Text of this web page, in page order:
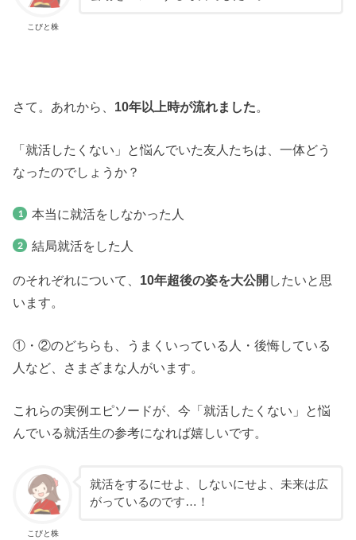
こびと株
さて。あれから、 10年以上時が流れました。
「就活したくない」と悩んでいた友人たちは、一体どう
なったのでしょうか？
本当に就活をしなかった人
結局就活をした人
のそれぞれについて、 10年超後の姿を大公開 したいと思
います。
①・②のどちらも、うまくいっている人・後悔している
人など、さまざまな人がいます。
これらの実例エピソードが、今「就活したくない」と悩
んでいる就活生の参考になれば嬉しいです。
こびと株
就活をするにせよ、しないにせよ、未来は広
がっているのです…！